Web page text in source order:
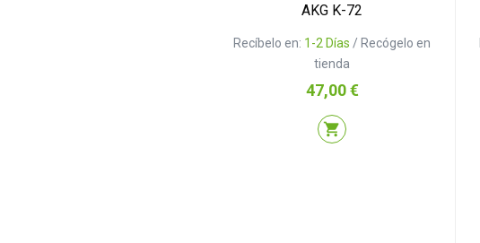
AKG K-72
Recíbelo en: 1-2 Días / Recógelo en
tienda
Precio
47,00 €
shopping_cart